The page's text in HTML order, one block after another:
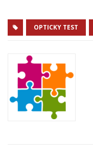
OPTICKY TEST